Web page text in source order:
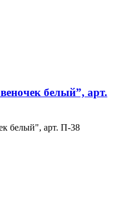
белый”, арт.
белый", арт. П-38